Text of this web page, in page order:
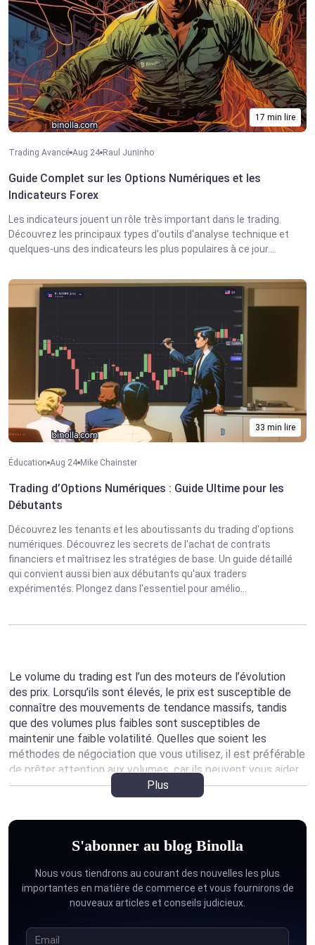
17 min lire
Trading Avancé Aug 24 Raul Juninho
Guide Complet sur les Options Numériques et les
Indicateurs Forex
Les indicateurs jouent un rôle très important dans le trading.
Découvrez les principaux types d'outils d'analyse technique et
quelques-uns des indicateurs les plus populaires à ce jour....
33 min lire
Éducation Aug 24 Mike Chainster
Trading d’Options Numériques : Guide Ultime pour les
Débutants
Découvrez les tenants et les aboutissants du trading d'options
numériques. Découvrez les secrets de l'achat de contrats
financiers et maîtrisez les stratégies de base. Un guide détaillé
qui convient aussi bien aux débutants qu'aux traders
expérimentés. Plongez dans l'essentiel pour amélio...
Le volume du trading est l’un des moteurs de l’évolution
des prix. Lorsqu’ils sont élevés, le prix est susceptible de
connaître des mouvements de tendance massifs, tandis
que des volumes plus faibles sont susceptibles de
maintenir une faible volatilité. Quelles que soient les
méthodes de négociation que vous utilisez, il est préférable
de prêter attention aux volumes, car ils peuvent vous aider
à prédire si une tendance qui commence à se dessiner est
vitale ou non. En d’autres termes, l’utilisation des volumes
La page contient de nombreux articles que vous pouvez
parcourir et qui vous permettront d’approfondir vos
connaissances en matière de trading. Voici quelques-unes
des idées clés que vous trouverez ici :
Plus
S'abonner au blog Binolla
Nous vous tiendrons au courant des nouvelles les plus
importantes en matière de commerce et vous fournirons de
nouveaux articles et conseils judicieux.